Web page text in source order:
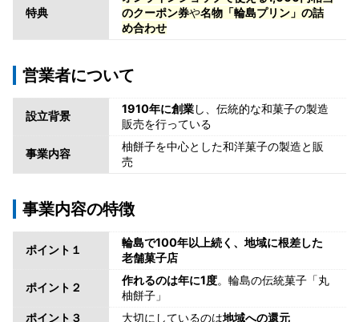
特典
のクーポン券や名物「輪島プリン」の詰
め合わせ
営業者について
設立背景
1910年に創業し、伝統的な和菓子の製造
販売を行っている
事業内容
柚餅子を中心とした和洋菓子の製造と販
売
事業内容の特徴
ポイント１
輪島で100年以上続く、地域に根差した
老舗菓子店
ポイント２
作れるのは年に1度。輪島の伝統菓子「丸
柚餅子」
ポイント３
大切にしているのは地域への還元